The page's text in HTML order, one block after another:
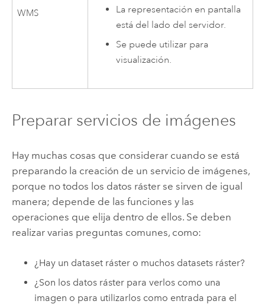
WMS
La representación en pantalla
está del lado del servidor.
Se puede utilizar para
visualización.
Preparar servicios de imágenes
Hay muchas cosas que considerar cuando se está
preparando la creación de un servicio de imágenes,
porque no todos los datos ráster se sirven de igual
manera; depende de las funciones y las
operaciones que elija dentro de ellos. Se deben
realizar varias preguntas comunes, como:
¿Hay un dataset ráster o muchos datasets ráster?
¿Son los datos ráster para verlos como una
imagen o para utilizarlos como entrada para el